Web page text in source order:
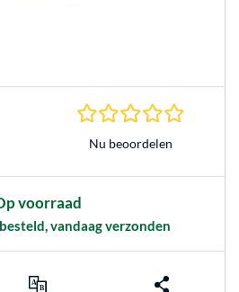
Nu beoordelen
voorraad
vandaag verzonden